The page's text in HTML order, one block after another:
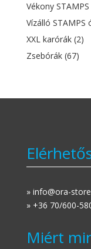
Vékony
Vízálló STAMPS
XXL karórák (2)
Zsebórák (67)
» info@ora-
» +36 70/600-
Miért